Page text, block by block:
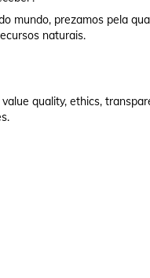
mundo, prezamos pela
naturais.
quality, ethics,